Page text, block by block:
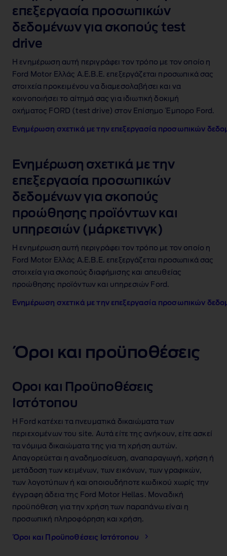
επεξεργασία προσωπικών
δεδομένων για σκοπούς test
drive
Η ενημέρωση αυτή περιγράφει τον τρόπο με τον οποίο η
Ford Motor Ελλάς Α.Ε.Β.Ε. επεξεργάζεται προσωπικά σας
στοιχεία προκειμένου να διαμεσολαβήσει και να
κοινοποιήσει το αίτημά σας για ιδιωτική δοκιµή
οχήματος FORD (test drive) στον Επίσημο Έμπορο Ford.
Ενημέρωση σχετικά με την επεξεργασία προσωπικών
Ενημέρωση σχετικά με την
επεξεργασία προσωπικών
δεδομένων για σκοπούς
προώθησης προϊόντων και
υπηρεσιών (μάρκετινγκ)
Η ενημέρωση αυτή περιγράφει τον τρόπο με τον οποίο η
Ford Motor Ελλάς Α.Ε.Β.Ε. επεξεργάζεται προσωπικά σας
στοιχεία για σκοπούς διαφήμισης και απευθείας
προώθησης προϊόντων και υπηρεσιών Ford.
Ενημέρωση σχετικά με την επεξεργασία προσωπικών
Όροι και προϋποθέσεις
Oροι και Προϋποθέσεις
Ιστότοπου
Η Ford κατέχει τα πνευματικά δικαιώματα των
περιεχομένων του site. Αυτά είτε της ανήκουν, είτε ασκεί
τα νόμιμα δικαιώματα της για τη χρήση αυτών.
Απαγορεύεται η αναδημοσίευση, αναπαραγωγή, χρήση ή
μετάδοση των κειμένων, των εικόνων, των γραφικών,
των λογοτύπων ή και οποιουδήποτε κωδικού χωρίς την
έγγραφη άδεια της Ford Motor Hellas. Μοναδική
προϋπόθεση για την χρήση των παραπάνω είναι η
προσωπική πληροφόρηση και χρήση.
Όροι και Προϋποθέσεις Ιστότοπου